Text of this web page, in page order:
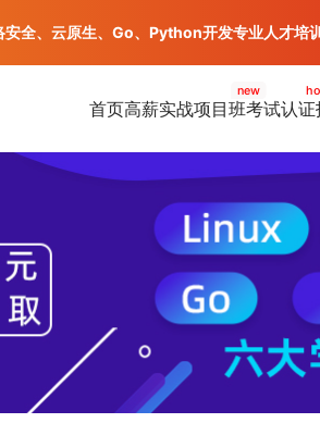
首页高薪实战项目班
new
考试认证
全、云原生、Go、Python开发专业人才培